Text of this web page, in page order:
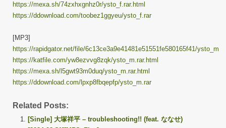
https://mexa.sh/74zxhxgnhz0r/ysto_f.rar.html
https://ddownload.com/toobez1ggyeu/ysto_f.rar
[MP3]
https://rapidgator.net/file/6c13ce3a9e41481e51551fe580165f41/
https://katfile.com/yw8ezvvg8zqk/ysto_m.rar.html
https://mexa.sh/l5gwt93m0duq/ysto_m.rar.html
https://ddownload.com/lpxp8fbqepfp/ysto_m.rar
Related Posts:
[Single] 大塚祥平 – troubleshooting!! (feat. ななせ)